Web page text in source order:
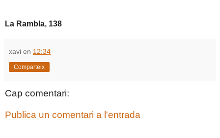
La Rambla, 138
xavi en 12:34
Comparteix
Cap comentari:
Publica un comentari a l'entrada